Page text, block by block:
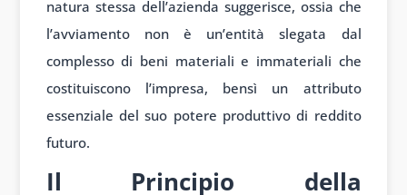
natura stessa dell’azienda suggerisce, ossia che
l’avviamento non è un’entità slegata dal
complesso di beni materiali e immateriali che
costituiscono l’impresa, bensì un attributo
essenziale del suo potere produttivo di reddito
futuro.
Il Principio della